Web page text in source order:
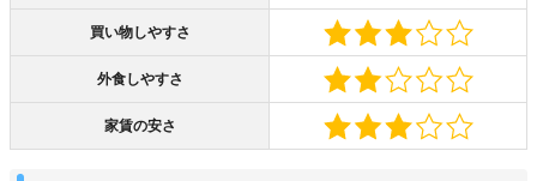
買い物しやすさ
外食しやすさ
家賃の安さ